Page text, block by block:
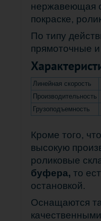
нержавеющая
покраске,
По типу
прямоточные
Линейная скорость
Производительность
Грузоподъемность
Кроме того,
высокую
роликовые
буфера, то
остановкой.
Оснащаются